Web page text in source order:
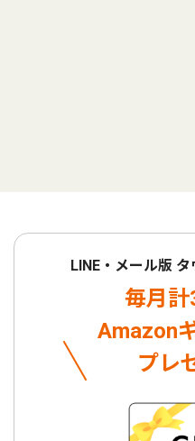
LINE・メール版
毎月
Amazon
プレ